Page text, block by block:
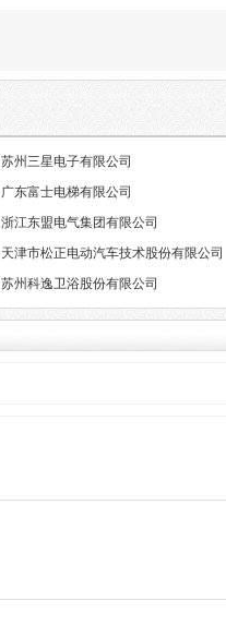
苏州三星电子有限公司
广东富士电梯有限公司
浙江东盟电气集团有限公司
天津市松正电动汽车技术股份有限公司
苏州科逸卫浴股份有限公司